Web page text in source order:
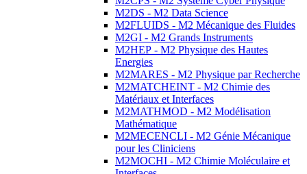
M2DS - M2 Data Science
M2FLUIDS - M2 Mécanique des Fluides
M2GI - M2 Grands Instruments
M2HEP - M2 Physique des Hautes
Energies
M2MARES - M2 Physique par Recherche
M2MATCHEINT - M2 Chimie des
Matériaux et Interfaces
M2MATHMOD - M2 Modélisation
Mathématique
M2MECENCLI - M2 Génie Mécanique
pour les Cliniciens
M2MOCHI - M2 Chimie Moléculaire et